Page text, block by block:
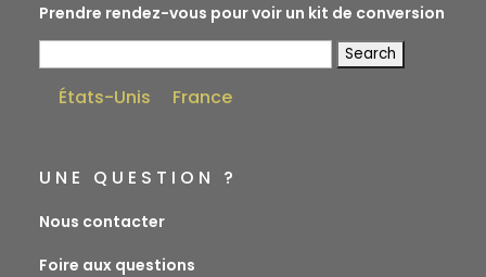
Prendre rendez-vous pour voir un kit de conversion
for:
États-Unis France
UNE QUESTION ?
Nous contacter
Foire aux questions